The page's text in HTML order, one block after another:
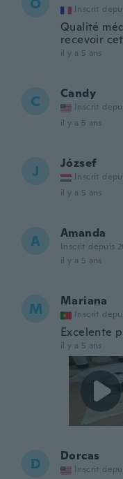
Inscrit
Qualité
recevoir
il y a 5 ans
C Candy
Inscrit
il y a 5 ans
J József
Inscrit
il y a 5 ans
A Amanda
Inscrit depuis
il y a 5 ans
M Mariana
Inscrit
Excelente
il y a 5 ans
D Dorcas
Inscrit